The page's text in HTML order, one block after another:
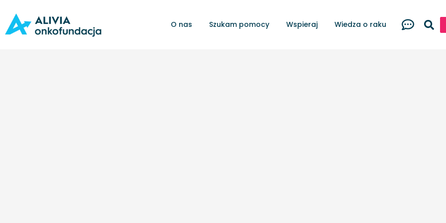
O nas Szukam pomocy Wspieraj Wiedza o raku